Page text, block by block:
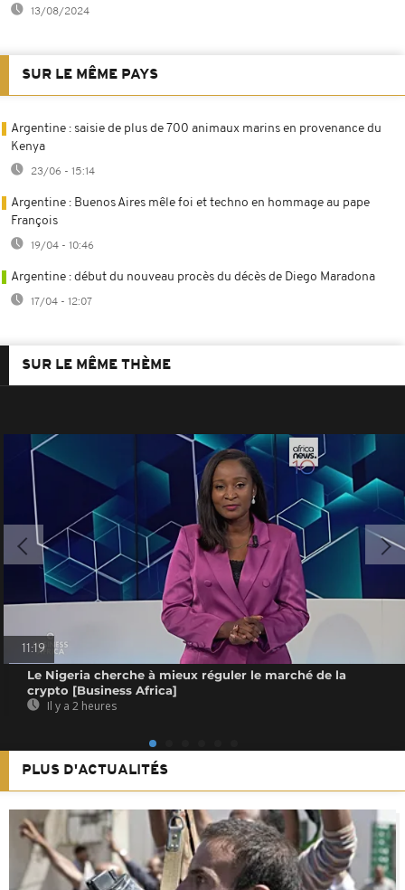
13/08/2024
SUR LE MÊME PAYS
Argentine : saisie de plus de 700 animaux marins en provenance du
Kenya
23/06 - 15:14
Argentine : Buenos Aires mêle foi et techno en hommage au pape
François
19/04 - 10:46
Argentine : début du nouveau procès du décès de Diego Maradona
17/04 - 12:07
SUR LE MÊME THÈME
11:19
Le Nigeria cherche à mieux réguler le marché de la
crypto [Business Africa]
Il y a 2 heures
PLUS D'ACTUALITÉS